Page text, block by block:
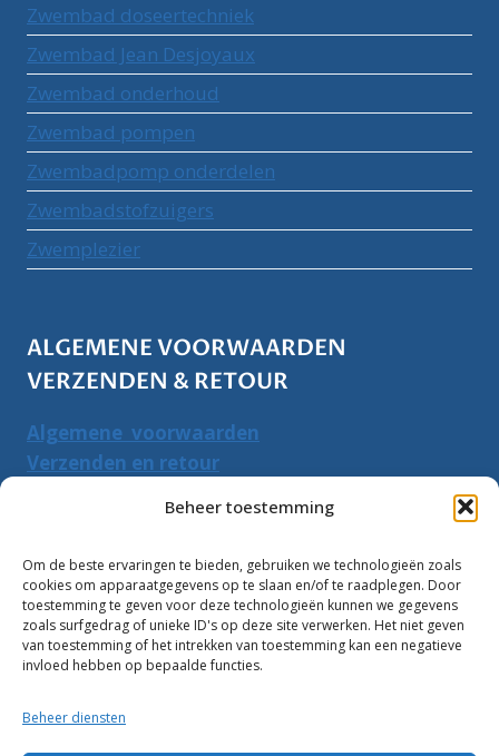
Beheer toestemming
Om de beste ervaringen te bieden, gebruiken we technologieën zoals
cookies om apparaatgegevens op te slaan en/of te raadplegen. Door
toestemming te geven voor deze technologieën kunnen we gegevens
zoals surfgedrag of unieke ID's op deze site verwerken. Het niet geven
van toestemming of het intrekken van toestemming kan een negatieve
invloed hebben op bepaalde functies.
Beheer diensten
Zwembad doseertechniek
Zwembad Jean Desjoyaux
Zwembad onderhoud
Zwembad pompen
Zwembadpomp onderdelen
Zwembadstofzuigers
Zwemplezier
ALGEMENE VOORWAARDEN
VERZENDEN & RETOUR
Algemene voorwaarden
Verzenden en retour
PRODUCTEN ZOEKEN
Zoeken
naar:
Zoeken
10